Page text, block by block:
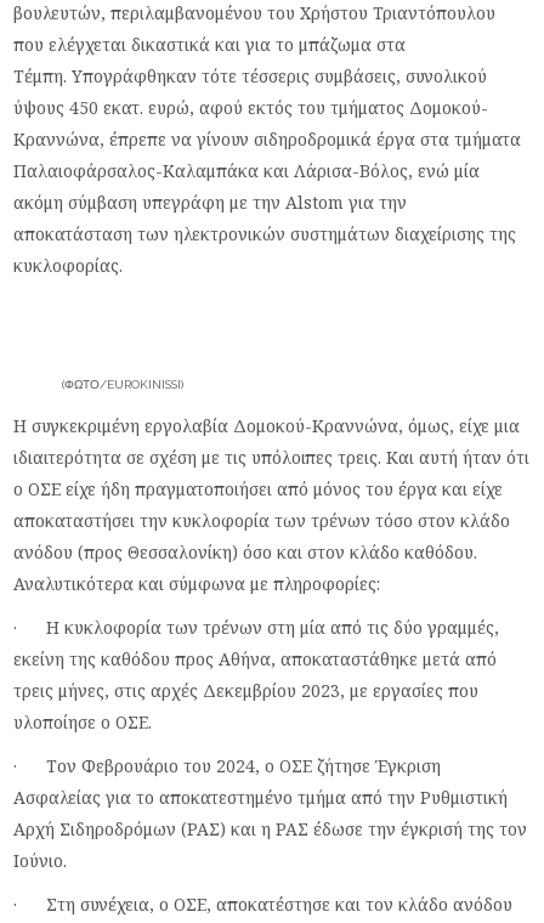
βουλευτών, περιλαμβανομένου του Χρήστου Τριαντόπουλου
που ελέγχεται δικαστικά και για το μπάζωμα στα
Τέμπη.Yπογράφθηκαν τότε τέσσερις συμβάσεις, συνολικού
ύψους 450 εκατ. ευρώ, αφού εκτός του τμήματος Δομοκού-
Κραννώνα, έπρεπε να γίνουν σιδηροδρομικά έργα στα τμήματα
Παλαιοφάρσαλος-Καλαμπάκα και Λάρισα-Βόλος, ενώ μία
ακόμη σύμβαση υπεγράφη με τηνAlstomγια την
αποκατάσταση των ηλεκτρονικών συστημάτων διαχείρισης της
κυκλοφορίας.
(ΦΩΤΟ/EUROKINISSI)
Η συγκεκριμένη εργολαβία Δομοκού-Κραννώνα, όμως, είχε μια
ιδιαιτερότητα σε σχέση με τις υπόλοιπες τρεις. Και αυτή ήταν ότι
ο ΟΣΕ είχε ήδη πραγματοποιήσει από μόνος του έργα και είχε
αποκαταστήσει την κυκλοφορία των τρένων τόσο στον κλάδο
ανόδου (προς Θεσσαλονίκη) όσο και στον κλάδο καθόδου.
Αναλυτικότερα και σύμφωνα με πληροφορίες:
· Η κυκλοφορία των τρένων στη μία από τις δύο γραμμές,
εκείνη της καθόδου προς Αθήνα, αποκαταστάθηκε μετά από
τρεις μήνες, στις αρχές Δεκεμβρίου 2023, με εργασίες που
υλοποίησε ο ΟΣΕ.
· Τον Φεβρουάριο του 2024, ο ΟΣΕ ζήτησε Έγκριση
Ασφαλείας για το αποκατεστημένο τμήμα από την Ρυθμιστική
Αρχή Σιδηροδρόμων (ΡΑΣ) και η ΡΑΣ έδωσε την έγκρισή της τον
Ιούνιο.
· Στη συνέχεια, ο ΟΣΕ, αποκατέστησε και τον κλάδο ανόδου